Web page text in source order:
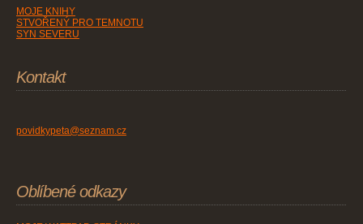
MOJE KNIHY
STVOŘENÝ PRO TEMNOTU
SYN SEVERU
Kontakt
povidkypeta@seznam.cz
Oblíbené odkazy